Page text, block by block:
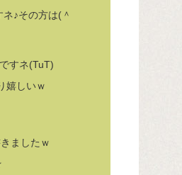
♪その方は(＾
すネ(TuT)
嬉しいｗ
ましたｗ